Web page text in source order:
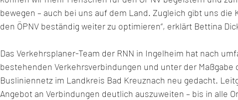
bewegen – auch bei uns auf dem Land. Zugleich gibt uns die
den ÖPNV beständig weiter zu optimieren“, erklärt Bettina
Das Verkehrsplaner-Team der RNN in Ingelheim hat nach
bestehenden Verkehrsverbindungen und unter der
Busliniennetz im Landkreis Bad Kreuznach neu gedacht.
Angebot an Verbindungen deutlich auszuweiten – bis in alle